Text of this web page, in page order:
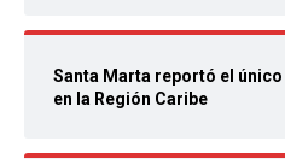
Santa Marta reportó el
en la Región Caribe